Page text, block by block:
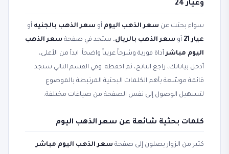
وعيار 24
سواء بحثت عن سعر الذهب اليوم أو سعر الذهب بالجنيه أو
عيار 21
أو سعر الذهب بالريال، ستجد في صفحة سعر الذهب
اليوم مباشرأداة فورية وشرحاً عربياً واضحاً. ابدأ من الأعلى،
أدخل بياناتك، راجع الناتج، ثم احفظه. وفي القسم التالي ستجد
قائمة موسّعة بأهم الكلمات البحثية المرتبطة بالموضوع
لتسهيل الوصول إلى نفس الصفحة من صياغات مختلفة.
كلمات بحثية شائعة عن سعر الذهب اليوم
كثير من الزوار يصلون إلى صفحة سعر الذهب اليوم مباشر